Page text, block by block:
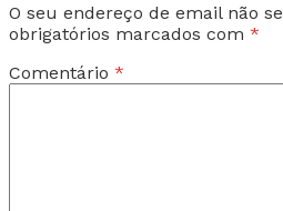
O seu endereço de email não
obrigatórios marcados com *
Comentário *